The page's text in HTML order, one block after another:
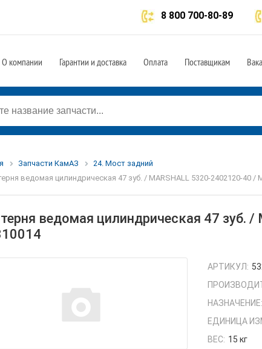
8 800 700-80-89
О компании Гарантии и доставка Оплата Поставщикам
Запчасти КамАЗ
24. Мост задний
ведомая цилиндрическая 47 зуб. / MARSHALL 5320-2402120-40 /
ведомая цилиндрическая 47 зуб.
АРТИКУЛ:
НАЗНАЧЕНИЕ:
ЕДИНИЦА
ВЕС: 15 кг